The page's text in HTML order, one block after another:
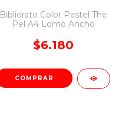
Bibliorato Color Pastel The
Pel A4 Lomo Ancho
$6.180
COMPRAR